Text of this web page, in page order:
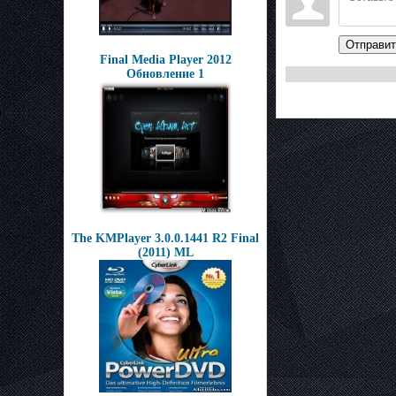
Final Media Player 2012
Обновление 1
The KMPlayer 3.0.0.1441 R2 Final
(2011) ML